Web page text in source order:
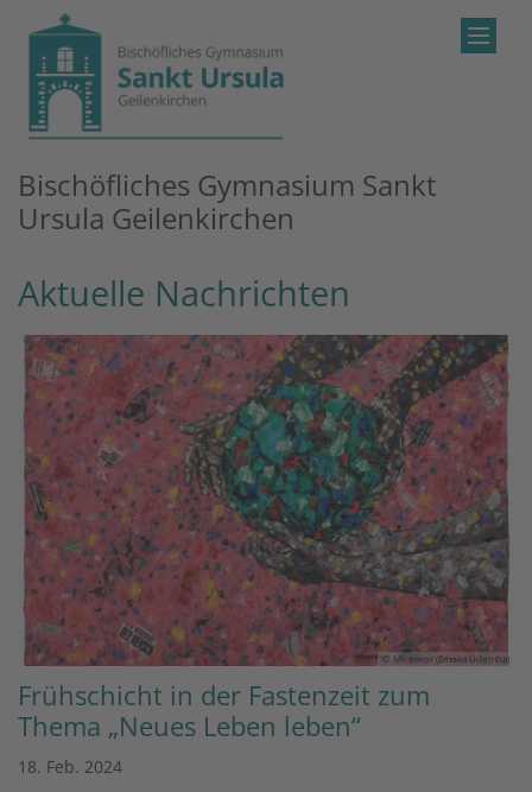
Zum Inhalt springen
Bischöfliches Gymnasium Sankt
Ursula Geilenkirchen
Aktuelle Nachrichten
© Misereor (Emeka Udemba)
Frühschicht in der Fastenzeit zum
Thema „Neues Leben leben“
18. Feb. 2024